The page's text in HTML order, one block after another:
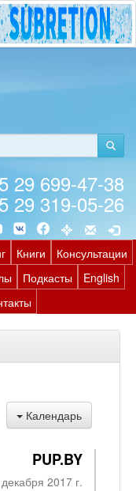
29 699-47-38
29 319-05-26
Книги
Консультации
Подкасты
English
Календарь
PUP.BY
2017 г.